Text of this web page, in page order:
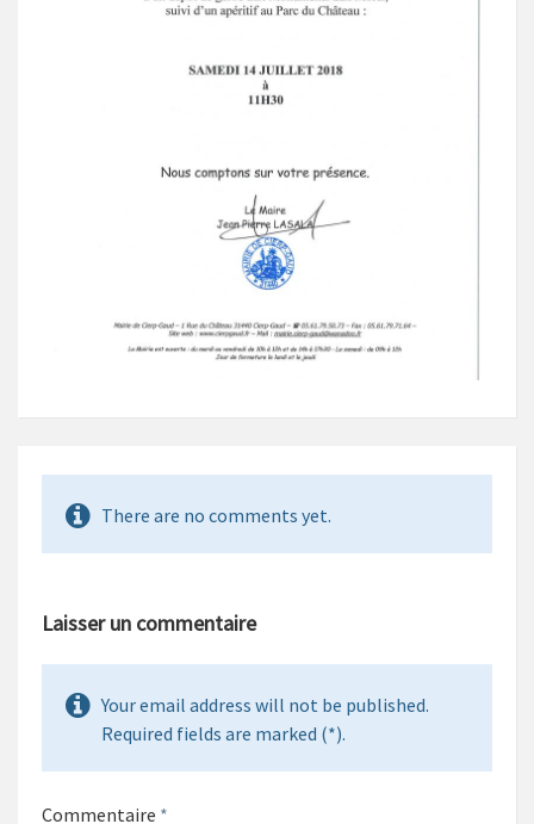
There are no comments yet.
Laisser un commentaire
Your email address will not be published.
Required fields are marked (*).
Commentaire *